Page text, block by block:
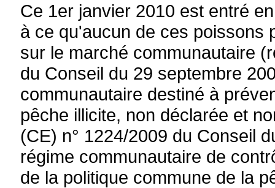
Ce 1er janvier 2010 est entré
à ce qu'aucun de ces poissons
sur le marché communautaire
du Conseil du 29 septembre
communautaire destiné à
pêche illicite, non déclarée et
(CE) n° 1224/2009 du Conseil
régime communautaire de
de la politique commune de la